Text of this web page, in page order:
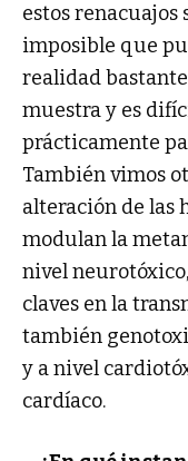
estos renacuajos
imposible que
realidad
muestra y es
prácticamente
También vimos
alteración de las
modulan la
nivel
claves en la
también
y a nivel
cardíaco.